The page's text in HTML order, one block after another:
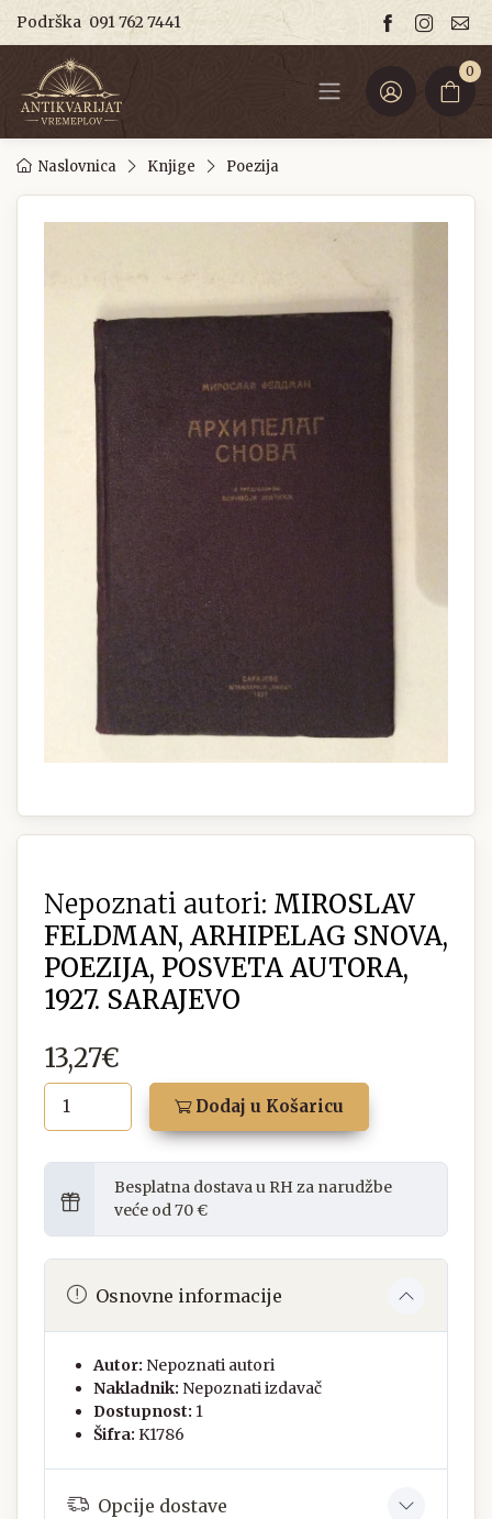
Podrška 091 762 7441
0
Naslovnica Knjige Poezija
Nepoznati autori: MIROSLAV
FELDMAN, ARHIPELAG SNOVA,
POEZIJA, POSVETA AUTORA,
1927. SARAJEVO
13,27€
Dodaj u Košaricu
Besplatna dostava u RH za narudžbe
veće od 70 €
Osnovne informacije
Autor: Nepoznati autori
Nakladnik: Nepoznati izdavač
Dostupnost: 1
Šifra: K1786
Opcije dostave